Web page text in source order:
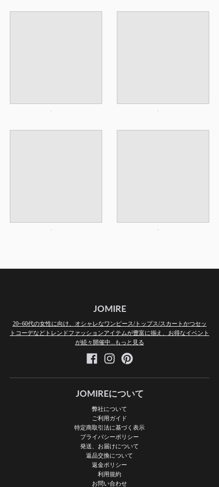
JOMIRE
20~60代の女性に向け、オシャレなワンピース/トップス/スカートかつセッ
トコーデなどトレンドファッションアイテムが豊富に揃え、お得なイベント
が続々開催中...もっと見る
JOMIREについて
弊社について
ご利用ガイド
特定商取引法に基づく表示
プライバシーポリシー
発送、お届けについて
返品交換について
返金ポリシー
利用規約
お問い合わせ